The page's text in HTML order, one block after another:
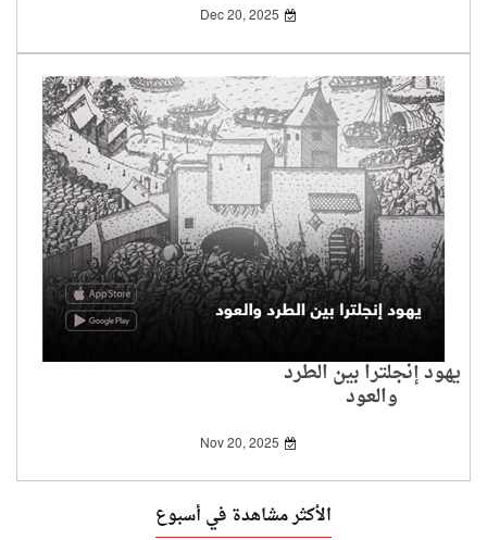
Dec 20, 2025
يهود إنجلترا بين الطرد
والعود
Nov 20, 2025
الأكثر مشاهدة في أسبوع